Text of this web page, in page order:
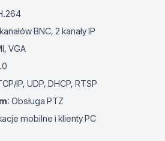
BNC, 2 kanały IP
VGA
IP, UDP, DHCP, RTSP
: Obsługa PTZ
mobilne i klienty PC